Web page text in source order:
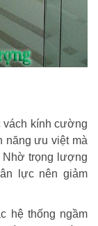
vách kính cường
năng ưu việt mà
Nhờ trọng lượng
lực nên giảm
hệ thống ngầm